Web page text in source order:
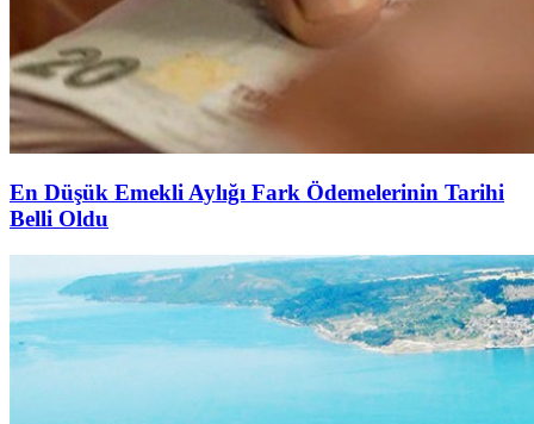
En Düşük Emekli Aylığı Fark Ödemelerinin Tarihi
Belli Oldu